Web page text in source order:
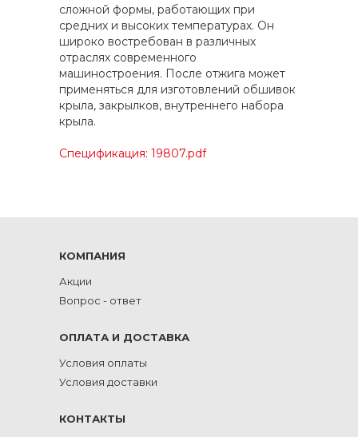
сложной формы, работающих при
средних и высоких температурах. Он
широко востребован в различных
отраслях современного
машиностроения. После отжига может
применяться для изготовлений обшивок
крыла, закрылков, внутреннего набора
крыла.
Спецификация: 19807.pdf
КОМПАНИЯ
Акции
Вопрос - ответ
ОПЛАТА И ДОСТАВКА
Условия оплаты
Условия доставки
КОНТАКТЫ